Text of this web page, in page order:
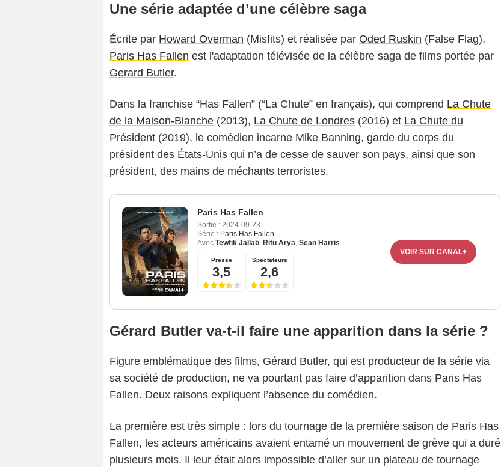
Une série adaptée d’une célèbre saga
Écrite par Howard Overman (Misfits) et réalisée par Oded Ruskin (False Flag),
Paris Has Fallen est l'adaptation télévisée de la célèbre saga de films portée par
Gerard Butler.
Dans la franchise “Has Fallen” (“La Chute” en français), qui comprend La Chute
de la Maison-Blanche (2013), La Chute de Londres (2016) et La Chute du
Président (2019), le comédien incarne Mike Banning, garde du corps du
président des États-Unis qui n’a de cesse de sauver son pays, ainsi que son
président, des mains de méchants terroristes.
Paris Has Fallen
Sortie : 2024-09-23
Série : Paris Has Fallen
Avec Tewfik Jallab, Ritu Arya, Sean Harris
Presse
3,5
Spectateurs
2,6
VOIR SUR CANAL+
Gérard Butler va-t-il faire une apparition dans la série ?
Figure emblématique des films, Gérard Butler, qui est producteur de la série via
sa société de production, ne va pourtant pas faire d’apparition dans Paris Has
Fallen. Deux raisons expliquent l’absence du comédien.
La première est très simple : lors du tournage de la première saison de Paris Has
Fallen, les acteurs américains avaient entamé un mouvement de grève qui a duré
plusieurs mois. Il leur était alors impossible d’aller sur un plateau de tournage